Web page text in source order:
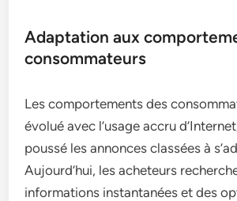
Adaptation aux
consommateurs
Les comportements des
évolué avec l’usage accru
poussé les annonces classées à
Aujourd’hui, les acheteurs
informations instantanées et des